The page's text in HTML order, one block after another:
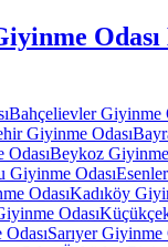
Bahçelievler Giyinme
Giyinme Odası
Beykoz Giyinme
Giyinme Odası
OdasıKadıköy
Odası
Sarıyer Giyinme